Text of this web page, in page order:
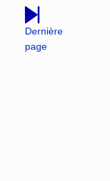
Dernière
page